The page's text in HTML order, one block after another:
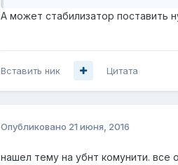
А может стабилизатор поставить
Вставить ник Цитата
Опубликовано 21 июня, 2016
нашел тему на убнт комунити. все